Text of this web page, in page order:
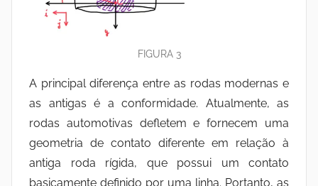
FIGURA 3
A principal diferença entre as rodas modernas e
as antigas é a conformidade. Atualmente, as
rodas automotivas defletem e fornecem uma
geometria de contato diferente em relação à
antiga roda rígida, que possui um contato
basicamente definido por uma linha. Portanto, as